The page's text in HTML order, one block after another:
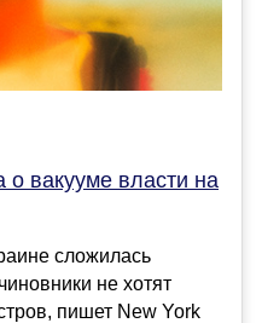
о вакууме власти на
сложилась
не хотят
пишет New York